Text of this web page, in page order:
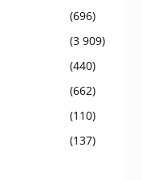
(696)
(3 909)
(440)
(662)
(110)
(137)